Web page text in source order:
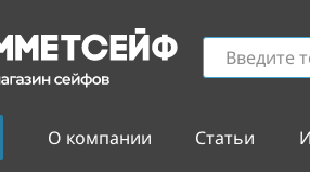
О компании Статьи